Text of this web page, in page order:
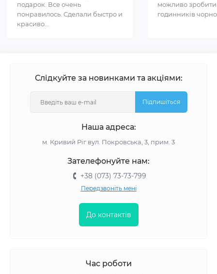
подарок. Все очень
понравилось. Сделали быстро и
красиво...
можливо
годинників
Слідкуйте за новинками та акціями:
Підпишіться
Наша адреса:
м. Кривий Ріг вул. Покровська, 3, прим. 3
Зателефонуйте нам:
+38 (073) 73-73-799
Передзвоніть мені
До контактів
Час роботи